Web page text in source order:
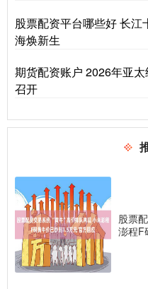
股票配资平台哪些好 长
海焕新生
期货配资账户 2026年亚
召开
股票
澎程F